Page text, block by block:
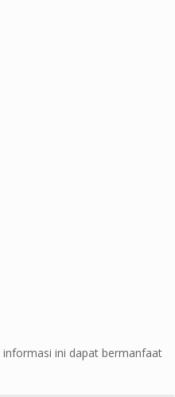
ini dapat bermanfaat